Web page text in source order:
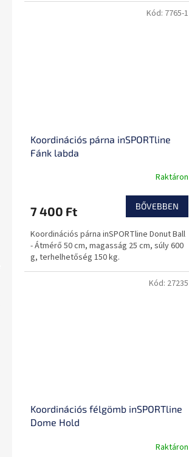
Koordinációs párna inSPORTline
Fánk labda
Raktáron
7 400 Ft BŐVEBBEN
Koordinációs párna inSPORTline Donut Ball
- Átmérő 50 cm, magasság 25 cm, súly 600
g, terhelhetőség 150 kg.
Kód: 7765-1
Koordinációs félgömb inSPORTline
Dome Hold
Raktáron
Kód: 27235